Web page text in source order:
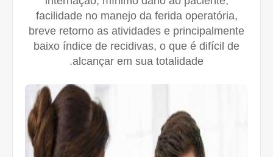
facilidade no manejo da ferida operatória,
breve retorno as atividades e principalmente
baixo índice de recidivas, o que é difícil de
alcançar em sua totalidade.